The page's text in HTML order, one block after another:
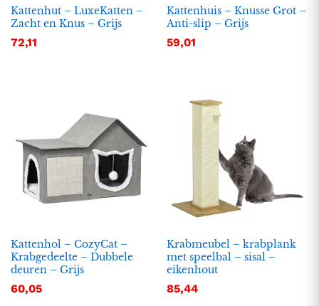
Kattenhut – LuxeKatten –
Zacht en Knus – Grijs
72,11
Kattenhuis – Knusse Grot –
Anti-slip – Grijs
59,01
Kattenhol – CozyCat –
Krabgedeelte – Dubbele
deuren – Grijs
60,05
Krabmeubel – krabplank
met speelbal – sisal –
eikenhout
85,44